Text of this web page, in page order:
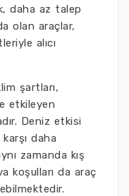
daha az talep
olan araçlar,
alıcı
şartları,
etkileyen
Deniz etkisi
daha
zamanda kış
koşulları da araç